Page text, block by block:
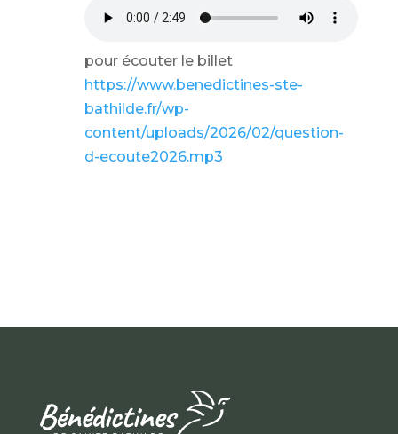
pour écouter le billet
https://www.benedictines-ste-
bathilde.fr/wp-
content/uploads/2026/02/question-
d-ecoute2026.mp3